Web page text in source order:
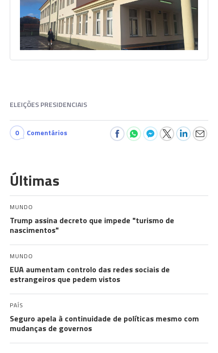
ELEIÇÕES PRESIDENCIAIS
0 Comentários
Últimas
MUNDO
Trump assina decreto que impede "turismo de
nascimentos"
MUNDO
EUA aumentam controlo das redes sociais de
estrangeiros que pedem vistos
PAÍS
Seguro apela à continuidade de políticas mesmo com
mudanças de governos